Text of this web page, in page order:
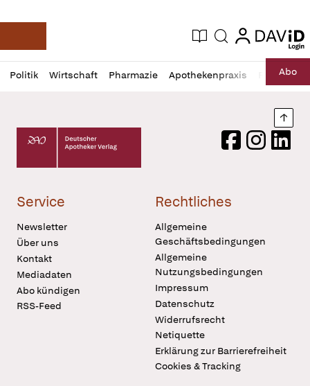
Deutsche Apotheker Zeitung
Aktuelle Ausgabe
Suche login
login
Politik Wirtschaft Pharmazie Apothekenpraxis RechtAbo
Profil
öffnen
Daz
Pur
Deutscher Apotheker Verlag Logo
FacebookInstagram
Service
Newsletter
Über uns
Kontakt
Mediadaten
Abo kündigen
RSS-Feed
Rechtliches
Allgemeine
Geschäftsbedingungen
Allgemeine
Nutzungsbedingungen
Impressum
Datenschutz
Widerrufsrecht
Netiquette
Erklärung zur Barrierefreiheit
Cookies & Tracking